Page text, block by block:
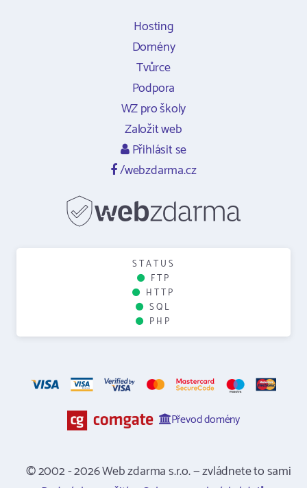
Hosting
Domény
Tvůrce
Podpora
WZ pro školy
Založit web
Přihlásit se
/webzdarma.cz
STATUS
FTP
HTTP
SQL
PHP
Převod domény
© 2002 - 2026 Web zdarma s.r.o. — zvládnete to sami